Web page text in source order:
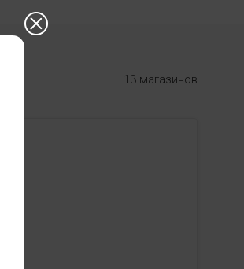
13 магазинов